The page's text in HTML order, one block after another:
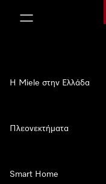
Η Miele στην Ελλάδα
Πλεονεκτήματα
Smart Home